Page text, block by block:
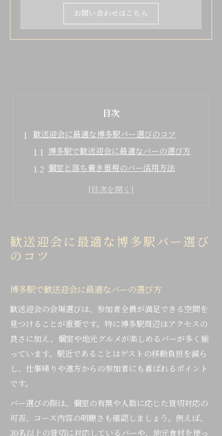
お問い合わせはこちら
目次
歓送迎会に最適な博多駅バー選びのコツ
博多駅で歓送迎会に最適なバーの選び方
個室と落ち着き重視のバー活用方法
博多駅近バーのアクセスと利便性を比較
個室完備のバーが叶える博多駅の落ち着き
落ち着いた空間で楽しむバーの過ごし方
博多駅近の個室バーで安心歓送迎会
一人でも使いやすい個室バーの選定術
地元グルメを満喫できるバー活用術
バーで味わう博多駅周辺の地元グルメ
福岡名物とバーの相性で歓送迎会充実
バーで三大B級グルメを堪能するコツ
歓送迎会で人気の博多グルメとバー利用
歓送迎会に最適な博多駅バー選び
のコツ
博多駅で歓送迎会に最適なバーの選び方
歓送迎会の会場選びは、参加者全員が満足できる空間を
見つけることが重要です。特に博多駅周辺はアクセスの
良さに加え、個室や地元グルメが楽しめるバーが多く揃
っています。駅近であることはゲストの移動負担を減ら
し、仕事帰りや遠方からの参加者にも喜ばれるポイント
です。
バー選びの際は、個室の有無や人数に応じた貸切対応の
可否、コース内容の明瞭さも確認しましょう。例えば、
30名以上の貸切に対応しているバーや、地元食材を使っ